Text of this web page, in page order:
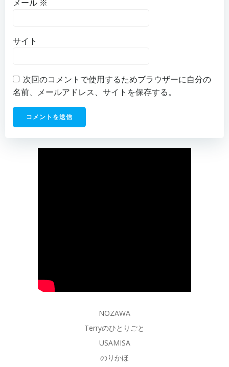
メール ※
サイト
次回のコメントで使用するためブラウザーに自分の
名前、メールアドレス、サイトを保存する。
NOZAWA
Terryのひとりごと
USAMISA
のりかほ